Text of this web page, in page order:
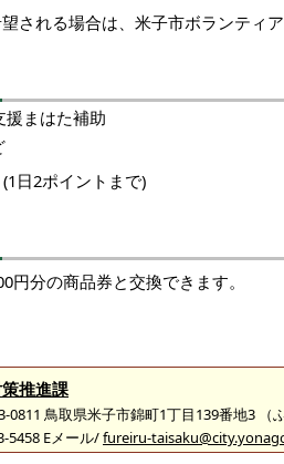
される場合は、米子市ボランティ
まはた補助
日2ポイントまで)
分の商品券と交換できます。
推進課
0811 鳥取県米子市錦町1丁目139番地3 （
5458 Eメール/fureiru-